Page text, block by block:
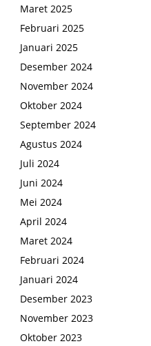
Maret 2025
Februari 2025
Januari 2025
Desember 2024
November 2024
Oktober 2024
September 2024
Agustus 2024
Juli 2024
Juni 2024
Mei 2024
April 2024
Maret 2024
Februari 2024
Januari 2024
Desember 2023
November 2023
Oktober 2023